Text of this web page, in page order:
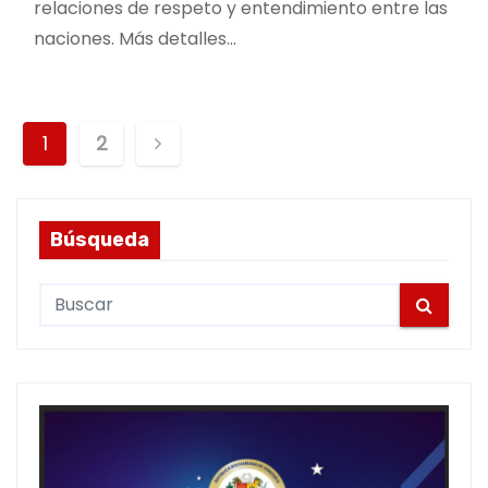
relaciones de respeto y entendimiento entre las
naciones. Más detalles…
1 2
Búsqueda
c